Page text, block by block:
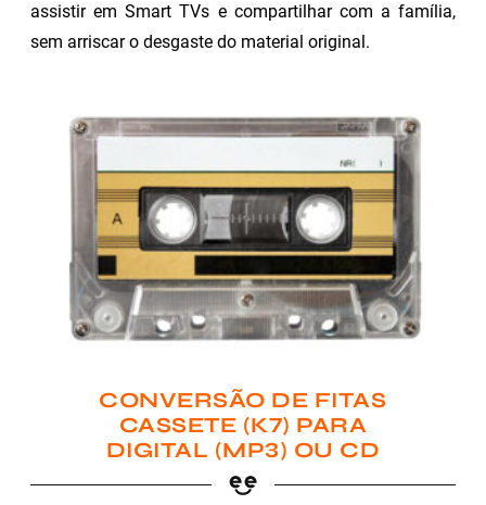
assistir em Smart TVs e compartilhar com a família,
sem arriscar o desgaste do material original.
CONVERSÃO DE FITAS
CASSETE (K7) PARA
DIGITAL (MP3) OU CD